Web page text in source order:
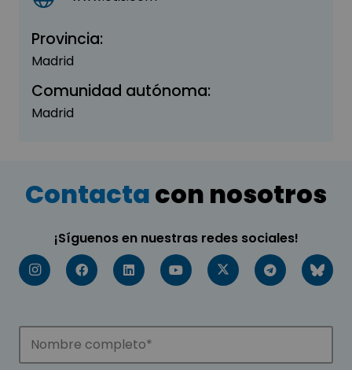
Provincia:
Madrid
Comunidad autónoma:
Madrid
Contactacon nosotros
¡Síguenos en nuestras redes sociales!